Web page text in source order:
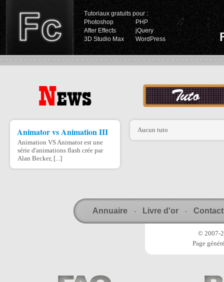
Tutoriaux gratuits pour :
Photoshop
PHP
After Effects
jQuery
3D Studio Max
WordPress
Animator vs Animation III
Animation VS Animator est une
série d'animations flash crée par
Alan Becker, [...]
Aucun tuto
Annuaire - Livre d'or - Contact
© 2007-
Page